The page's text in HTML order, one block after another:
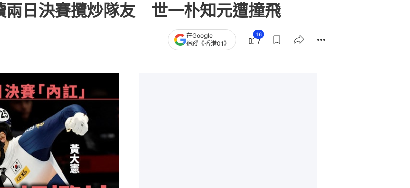
兩日決賽攬炒隊友 世一朴知元遭撞飛
在Google
追蹤《香港01》
16